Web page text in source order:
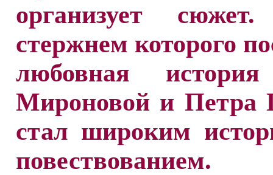
организует
стержнем которого
любовная
Мироновой и Петра
стал широким